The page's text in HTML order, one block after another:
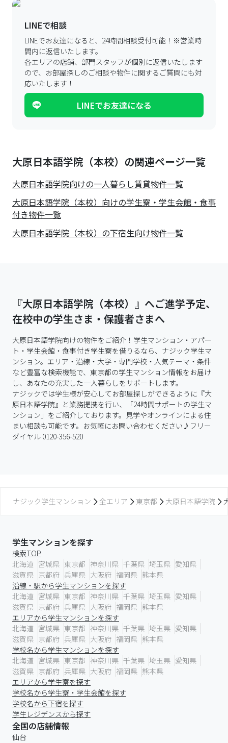
LINEで相談
LINEでお友達になると、24時間相談受付可能！ ※営業時
間内に返信いたします。
各エリアの店舗、部門スタッフが個別に返信いたします
ので、 お部屋探しのご相談や物件に関するご質問にも対
応いたします！
LINEでお友達になる
大原日本語学院（本校）の関連ページ一覧
大原日本語学院向けの一人暮らし賃貸物件一覧
大原日本語学院（本校）向けの学生寮・学生会館・食事
付き物件一覧
大原日本語学院（本校）の下宿生向け物件一覧
『大原日本語学院（本校）』へご進学予定、
在校中の学生さま・保護者さまへ
大原日本語学院向けの物件をご紹介！学生マンション・アパー
ト・学生会館・食事付き学生寮を借りるなら、ナジック学生マ
ンション。エリア・沿線・大学・専門学校・人気テーマ・条件
など豊富な検索機能で、東京都の学生マンション情報をお届け
し、あなたの充実した一人暮らしをサポートします。
ナジックでは学生様が安心してお部屋探しができるように『大
原日本語学院』と業務提携を行い、「24時間サポートの学生マ
ンション」をご紹介しております。見学やオンラインによる住
まい相談も可能です。お気軽にお問い合わせください♪フリー
ダイヤル 0120-356-520
ナジック学生マンション 全エリア 東京都 大原日本語学院
学生マンションを探す
検索TOP
北海道 宮城県 東京都 神奈川県 千葉県 埼玉県 愛知県
滋賀県 京都府 兵庫県 大阪府 福岡県 熊本県
沿線・駅から学生マンションを探す
北海道 宮城県 東京都 神奈川県 千葉県 埼玉県 愛知県
滋賀県 京都府 兵庫県 大阪府 福岡県 熊本県
エリアから学生マンションを探す
北海道 宮城県 東京都 神奈川県 千葉県 埼玉県 愛知県
滋賀県 京都府 兵庫県 大阪府 福岡県 熊本県
学校名から学生マンションを探す
北海道 宮城県 東京都 神奈川県 千葉県 埼玉県 愛知県
滋賀県 京都府 兵庫県 大阪府 福岡県 熊本県
エリアから学生寮を探す
学校名から学生寮・学生会館を探す
学校名から下宿を探す
学生レジデンスから探す
全国の店舗情報
仙台